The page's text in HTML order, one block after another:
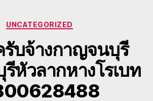
Categories
UNCATEGORIZED
บจ้างกาญจนบุรี
หัวลากหางโรเบท